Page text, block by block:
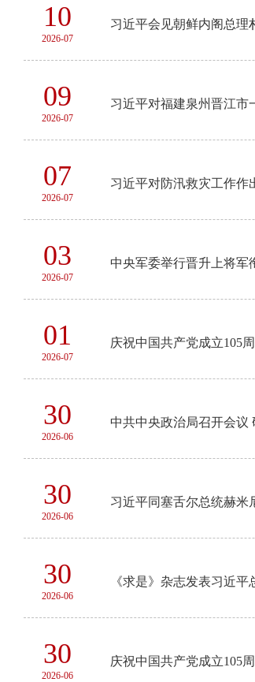
10
2026-07
习近平会见朝鲜内阁总理
09
2026-07
习近平对福建泉州晋江市
07
2026-07
习近平对防汛救灾工作作
03
2026-07
中央军委举行晋升上将军
01
2026-07
庆祝中国共产党成立105
30
2026-06
中共中央政治局召开会议
30
2026-06
习近平同塞舌尔总统赫米
30
2026-06
《求是》杂志发表习近
30
2026-06
庆祝中国共产党成立105